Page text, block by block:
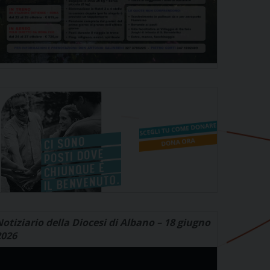
della Diocesi di Albano – 18 giugno